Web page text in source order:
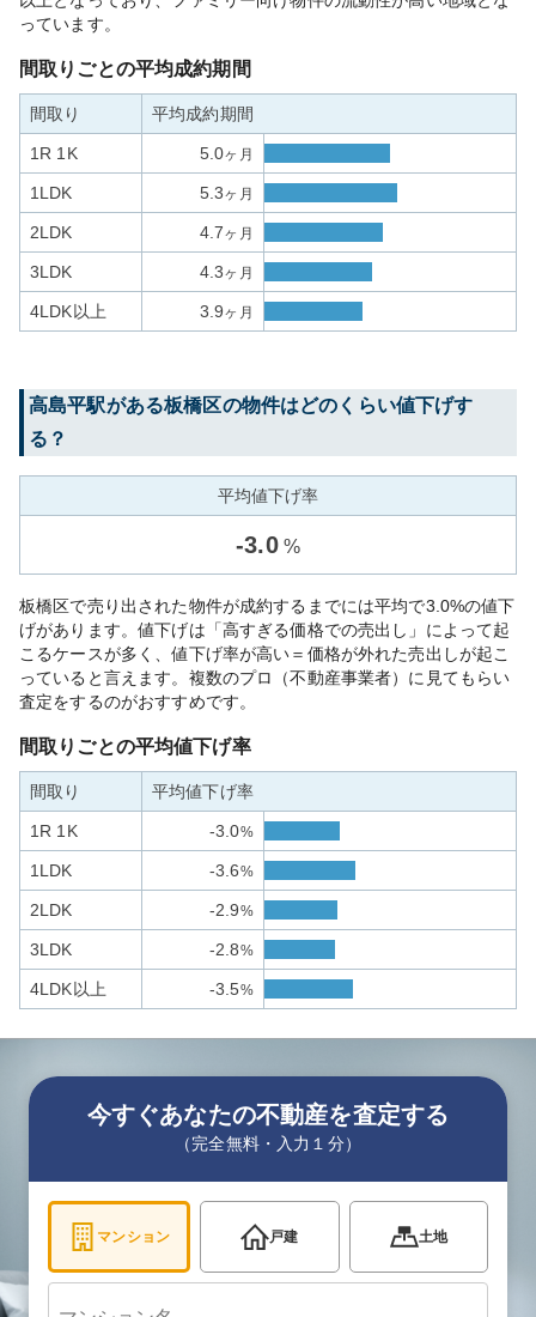
っています。
間取りごとの平均成約期間
間取り 平均成約期間
1R 1K 5.0ヶ月
1LDK 5.3ヶ月
2LDK 4.7ヶ月
3LDK 4.3ヶ月
4LDK以上 3.9ヶ月
高島平駅がある板橋区の物件はどのくらい値下げす
る？
平均値下げ率
-3.0 %
板橋区で売り出された物件が成約するまでには平均で3.0%の値下
げがあります。値下げは「高すぎる価格での売出し」によって起
こるケースが多く、値下げ率が高い＝価格が外れた売出しが起こ
っていると言えます。複数のプロ（不動産事業者）に見てもらい
査定をするのがおすすめです。
間取りごとの平均値下げ率
間取り 平均値下げ率
1R 1K -3.0%
1LDK -3.6%
2LDK -2.9%
3LDK -2.8%
4LDK以上 -3.5%
今すぐあなたの不動産を査定する
（完全無料・入力１分）
マンション 戸建 土地